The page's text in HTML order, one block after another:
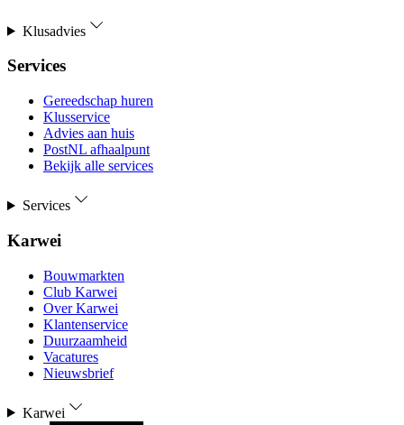
Klusadvies
Services
Gereedschap huren
Klusservice
Advies aan huis
PostNL afhaalpunt
Bekijk alle services
Services
Karwei
Bouwmarkten
Club Karwei
Over Karwei
Klantenservice
Duurzaamheid
Vacatures
Nieuwsbrief
Karwei